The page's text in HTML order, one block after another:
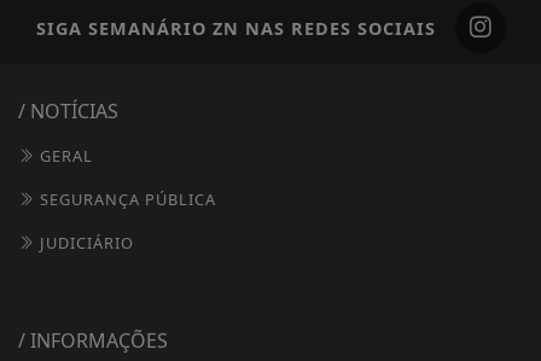
SIGA SEMANÁRIO ZN NAS REDES SOCIAIS
/ NOTÍCIAS
GERAL
SEGURANÇA PÚBLICA
JUDICIÁRIO
/ INFORMAÇÕES